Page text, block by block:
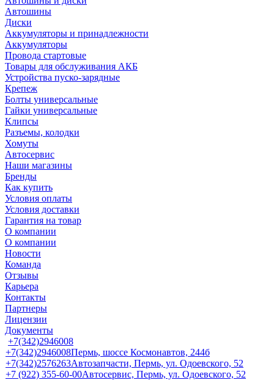
Автошины
Диски
Аккумуляторы и принадлежности
Аккумуляторы
Провода стартовые
Товары для обслуживания АКБ
Устройства пуско-зарядные
Крепеж
Болты универсальные
Гайки универсальные
Клипсы
Разъемы, колодки
Хомуты
Автосервис
Наши магазины
Бренды
Как купить
Условия оплаты
Условия доставки
Гарантия на товар
О компании
О компании
Новости
Команда
Отзывы
Карьера
Контакты
Партнеры
Лицензии
Документы
+7(342)2946008
+7(342)2946008Пермь, шоссе Космонавтов, 244б
+7(342)2576263Автозапчасти, Пермь, ул. Одоевского, 52
+7 (922) 355-60-00Автосервис, Пермь, ул. Одоевского, 52